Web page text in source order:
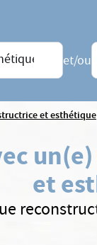
et/ou
et esthétique
et